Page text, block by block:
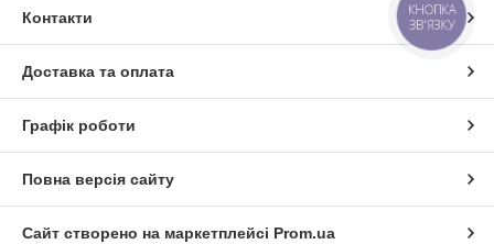
Контакти
Доставка та оплата
Графік роботи
Повна версія сайту
Сайт створено на маркетплейсі Prom.ua
КНОПКА
ЗВ'ЯЗКУ